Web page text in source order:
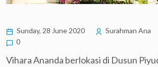
Sunday, 28 June 2020 Surahman Ana
0
Vihara Ananda berlokasi di Dusun